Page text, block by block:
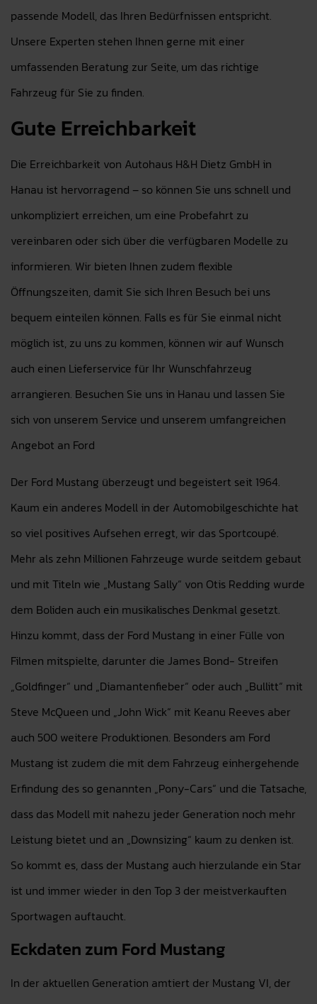
passende Modell, das Ihren Bedürfnissen entspricht.
Unsere Experten stehen Ihnen gerne mit einer
umfassenden Beratung zur Seite, um das richtige
Fahrzeug für Sie zu finden.
Gute Erreichbarkeit
Die Erreichbarkeit von Autohaus H&H Dietz GmbH in
Hanau ist hervorragend – so können Sie uns schnell und
unkompliziert erreichen, um eine Probefahrt zu
vereinbaren oder sich über die verfügbaren Modelle zu
informieren. Wir bieten Ihnen zudem flexible
Öffnungszeiten, damit Sie sich Ihren Besuch bei uns
bequem einteilen können. Falls es für Sie einmal nicht
möglich ist, zu uns zu kommen, können wir auf Wunsch
auch einen Lieferservice für Ihr Wunschfahrzeug
arrangieren. Besuchen Sie uns in Hanau und lassen Sie
sich von unserem Service und unserem umfangreichen
Angebot an Ford
Der Ford Mustang überzeugt und begeistert seit 1964.
Kaum ein anderes Modell in der Automobilgeschichte hat
so viel positives Aufsehen erregt, wir das Sportcoupé.
Mehr als zehn Millionen Fahrzeuge wurde seitdem gebaut
und mit Titeln wie „Mustang Sally“ von Otis Redding wurde
dem Boliden auch ein musikalisches Denkmal gesetzt.
Hinzu kommt, dass der Ford Mustang in einer Fülle von
Filmen mitspielte, darunter die James Bond- Streifen
„Goldfinger“ und „Diamantenfieber“ oder auch „Bullitt“ mit
Steve McQueen und „John Wick“ mit Keanu Reeves aber
auch 500 weitere Produktionen. Besonders am Ford
Mustang ist zudem die mit dem Fahrzeug einhergehende
Erfindung des so genannten „Pony-Cars“ und die Tatsache,
dass das Modell mit nahezu jeder Generation noch mehr
Leistung bietet und an „Downsizing“ kaum zu denken ist.
So kommt es, dass der Mustang auch hierzulande ein Star
ist und immer wieder in den Top 3 der meistverkauften
Sportwagen auftaucht.
Eckdaten zum Ford Mustang
In der aktuellen Generation amtiert der Mustang VI, der